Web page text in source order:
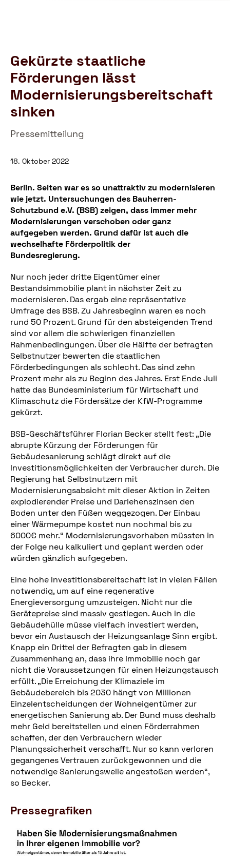
Gekürzte staatliche
Förderungen lässt
Modernisierungsbereitschaft
sinken
Pressemitteilung
18. Oktober 2022
Berlin. Selten war es so unattraktiv zu modernisieren
wie jetzt. Untersuchungen des Bauherren-
Schutzbund e.V. (BSB) zeigen, dass immer mehr
Modernisierungen verschoben oder ganz
aufgegeben werden. Grund dafür ist auch die
wechselhafte Förderpolitik der
Bundesregierung.
Nur noch jeder dritte Eigentümer einer
Bestandsimmobilie plant in nächster Zeit zu
modernisieren. Das ergab eine repräsentative
Umfrage des BSB. Zu Jahresbeginn waren es noch
rund 50 Prozent. Grund für den absteigenden Trend
sind vor allem die schwierigen finanziellen
Rahmenbedingungen. Über die Hälfte der befragten
Selbstnutzer bewerten die staatlichen
Förderbedingungen als schlecht. Das sind zehn
Prozent mehr als zu Beginn des Jahres. Erst Ende Juli
hatte das Bundesministerium für Wirtschaft und
Klimaschutz die Fördersätze der KfW-Programme
gekürzt.
BSB-Geschäftsführer Florian Becker stellt fest: „Die
abrupte Kürzung der Förderungen für
Gebäudesanierung schlägt direkt auf die
Investitionsmöglichkeiten der Verbraucher durch. Die
Regierung hat Selbstnutzern mit
Modernisierungsabsicht mit dieser Aktion in Zeiten
explodierender Preise und Darlehenszinsen den
Boden unter den Füßen weggezogen. Der Einbau
einer Wärmepumpe kostet nun nochmal bis zu
6000€ mehr.“ Modernisierungsvorhaben müssten in
der Folge neu kalkuliert und geplant werden oder
würden gänzlich aufgegeben.
Eine hohe Investitionsbereitschaft ist in vielen Fällen
notwendig, um auf eine regenerative
Energieversorgung umzusteigen. Nicht nur die
Gerätepreise sind massiv gestiegen. Auch in die
Gebäudehülle müsse vielfach investiert werden,
bevor ein Austausch der Heizungsanlage Sinn ergibt.
Knapp ein Drittel der Befragten gab in diesem
Zusammenhang an, dass ihre Immobilie noch gar
nicht die Voraussetzungen für einen Heizungstausch
erfüllt. „Die Erreichung der Klimaziele im
Gebäudebereich bis 2030 hängt von Millionen
Einzelentscheidungen der Wohneigentümer zur
energetischen Sanierung ab. Der Bund muss deshalb
mehr Geld bereitstellen und einen Förderrahmen
schaffen, der den Verbrauchern wieder
Planungssicherheit verschafft. Nur so kann verloren
gegangenes Vertrauen zurückgewonnen und die
notwendige Sanierungswelle angestoßen werden“,
so Becker.
Pressegrafiken